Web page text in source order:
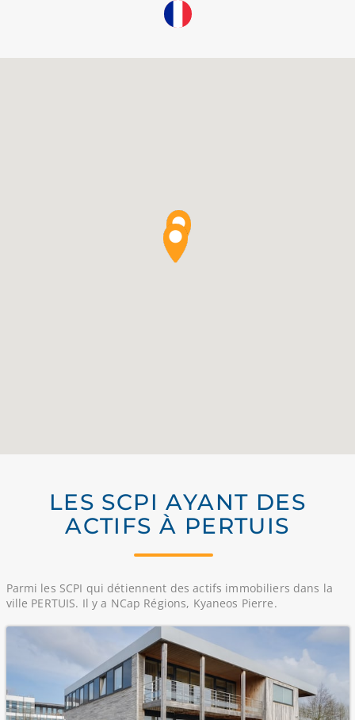
LES SCPI AYANT DES
ACTIFS À PERTUIS
Parmi les SCPI qui détiennent des actifs immobiliers dans la
ville PERTUIS. Il y a NCap Régions, Kyaneos Pierre.